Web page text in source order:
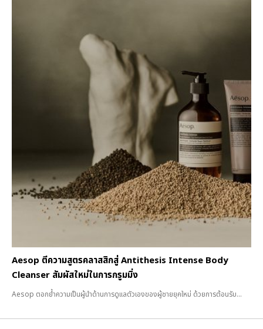
Aesop ตีความสูตรคลาสสิกสู่ Antithesis Intense Body
Cleanser สัมผัสใหม่ในการกรูมมิ่ง
Aesop ตอกย้ำความเป็นผู้นำด้านการดูแลตัวเองของผู้ชายยุคใหม่ ด้วยการต้อนรับ...